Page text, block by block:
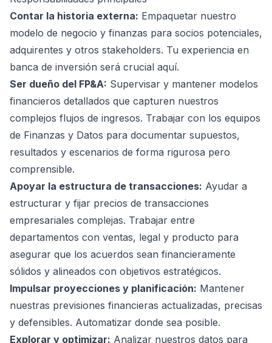
Contar la historia externa: Empaquetar nuestro
modelo de negocio y finanzas para socios potenciales,
adquirentes y otros stakeholders. Tu experiencia en
banca de inversión será crucial aquí.
Ser dueño del FP&A: Supervisar y mantener modelos
financieros detallados que capturen nuestros
complejos flujos de ingresos. Trabajar con los equipos
de Finanzas y Datos para documentar supuestos,
resultados y escenarios de forma rigurosa pero
comprensible.
Apoyar la estructura de transacciones: Ayudar a
estructurar y fijar precios de transacciones
empresariales complejas. Trabajar entre
departamentos con ventas, legal y producto para
asegurar que los acuerdos sean financieramente
sólidos y alineados con objetivos estratégicos.
Impulsar proyecciones y planificación: Mantener
nuestras previsiones financieras actualizadas, precisas
y defensibles. Automatizar donde sea posible.
Explorar y optimizar: Analizar nuestros datos para